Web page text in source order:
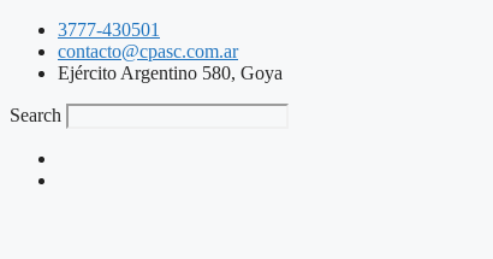
3777-430501
contacto@cpasc.com.ar
Ejército Argentino 580, Goya
Search